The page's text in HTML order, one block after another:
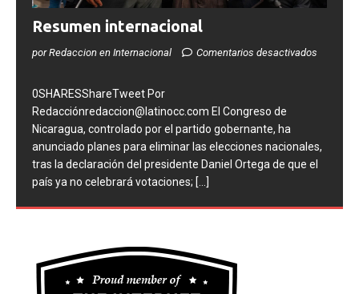
Resumen internacional
0SHARESShareTweet Por
Redacciónredaccion@latinocc.com El Congreso de
Nicaragua, controlado por el partido gobernante, ha
anunciado planes para eliminar las elecciones nacionales,
tras la declaración del presidente Daniel Ortega de que el
país ya no celebrará votaciones; [...]